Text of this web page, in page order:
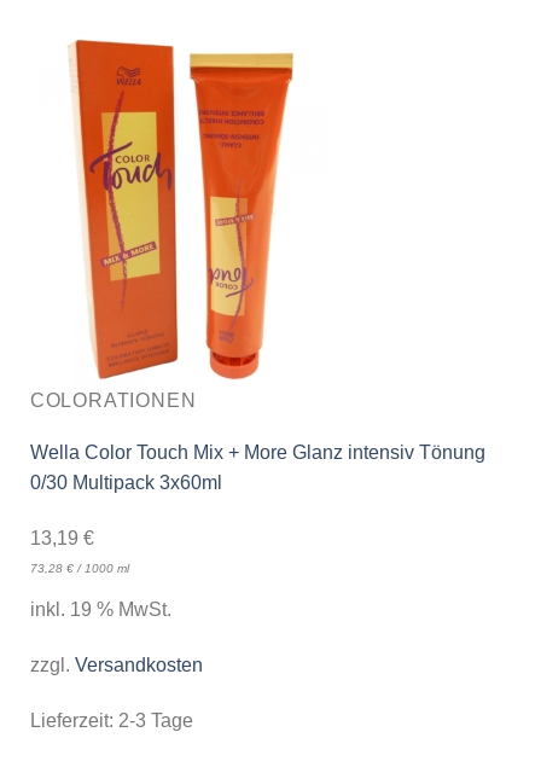
COLORATIONEN
Wella Color Touch Mix + More Glanz intensiv Tönung
0/30 Multipack 3x60ml
13,19 €
73,28 €/ 1000 ml
inkl. 19 % MwSt.
zzgl. Versandkosten
Lieferzeit: 2-3 Tage